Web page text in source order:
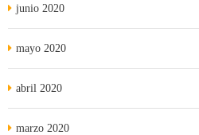
junio 2020
mayo 2020
abril 2020
marzo 2020